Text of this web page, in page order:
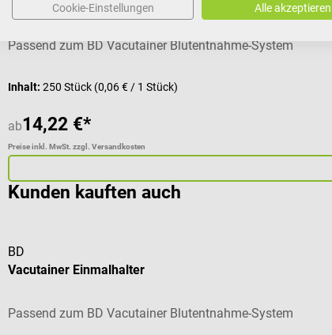
Passend zum BD Vacutainer Blutentnahme-System
Inhalt: 250 Stück (0,06 € / 1 Stück)
ab14,22 €*
Preise inkl. MwSt. zzgl. Versandkosten
Kunden kauften auch
BD
Vacutainer Einmalhalter
Passend zum BD Vacutainer Blutentnahme-System
Cookie-Einstellungen Alle akzeptieren